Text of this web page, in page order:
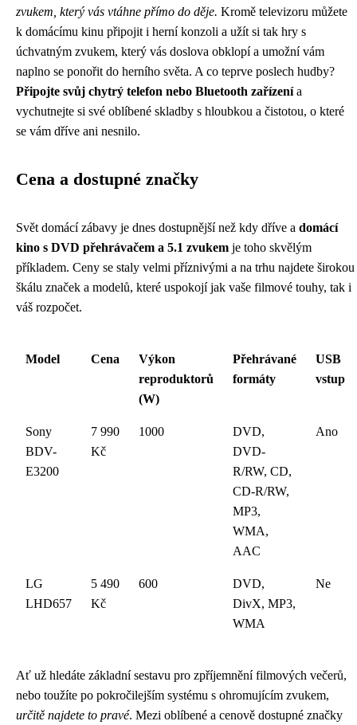
zvukem, který vás vtáhne přímo do děje. Kromě televizoru můžete
k domácímu kinu připojit i herní konzoli a užít si tak hry s
úchvatným zvukem, který vás doslova obklopí a umožní vám
naplno se ponořit do herního světa. A co teprve poslech hudby?
Připojte svůj chytrý telefon nebo Bluetooth zařízenía
vychutnejte si své oblíbené skladby s hloubkou a čistotou, o které
se vám dříve ani nesnilo.
Cena a dostupné značky
Svět domácí zábavy je dnes dostupnější než kdy dříve a domácí
kino s DVD přehrávačem a 5.1 zvukem je toho skvělým
příkladem. Ceny se staly velmi příznivými a na trhu najdete širokou
škálu značek a modelů, které uspokojí jak vaše filmové touhy, tak i
váš rozpočet.
Model Cena
Výkon
reproduktorů
(W)
Přehrávané
formáty
USB
vstup
Sony
BDV-
E3200
7 990
Kč
1000
DVD,
DVD-
R/RW, CD,
CD-R/RW,
MP3,
WMA,
AAC
Ano
LG
LHD657
5 490
Kč
600
DVD,
DivX, MP3,
WMA
Ne
Ať už hledáte základní sestavu pro zpříjemnění filmových večerů,
nebo toužíte po pokročilejším systému s ohromujícím zvukem,
určitě najdete to pravé. Mezi oblíbené a cenově dostupné značky